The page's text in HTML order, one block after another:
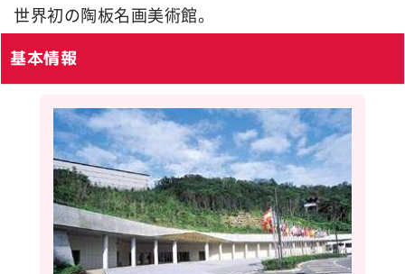
世界初の陶板名画美術館。
基本情報